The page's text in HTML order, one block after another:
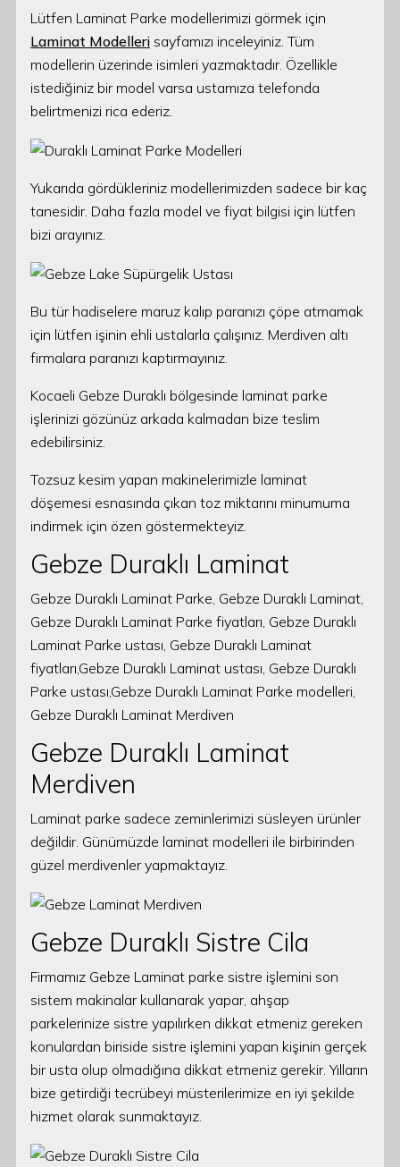
Lütfen Laminat Parke modellerimizi görmek için
Laminat Modelleri sayfamızı inceleyiniz. Tüm
modellerin üzerinde isimleri yazmaktadır. Özellikle
istediğiniz bir model varsa ustamıza telefonda
belirtmenizi rica ederiz.
Yukarıda gördükleriniz modellerimizden sadece bir kaç
tanesidir. Daha fazla model ve fiyat bilgisi için lütfen
bizi arayınız.
Bu tür hadiselere maruz kalıp paranızı çöpe atmamak
için lütfen işinin ehli ustalarla çalışınız. Merdiven altı
firmalara paranızı kaptırmayınız.
Kocaeli Gebze Duraklı bölgesinde laminat parke
işlerinizi gözünüz arkada kalmadan bize teslim
edebilirsiniz.
Tozsuz kesim yapan makinelerimizle laminat
döşemesi esnasında çıkan toz miktarını minumuma
indirmek için özen göstermekteyiz.
Gebze Duraklı Laminat
Gebze Duraklı Laminat Parke, Gebze Duraklı Laminat,
Gebze Duraklı Laminat Parke fiyatları, Gebze Duraklı
Laminat Parke ustası, Gebze Duraklı Laminat
fiyatları,Gebze Duraklı Laminat ustası, Gebze Duraklı
Parke ustası,Gebze Duraklı Laminat Parke modelleri,
Gebze Duraklı Laminat Merdiven
Gebze Duraklı Laminat
Merdiven
Laminat parke sadece zeminlerimizi süsleyen ürünler
değildir. Günümüzde laminat modelleri ile birbirinden
güzel merdivenler yapmaktayız.
Gebze Duraklı Sistre Cila
Firmamız Gebze Laminat parke sistre işlemini son
sistem makinalar kullanarak yapar, ahşap
parkelerinize sistre yapılırken dikkat etmeniz gereken
konulardan biriside sistre işlemini yapan kişinin gerçek
bir usta olup olmadığına dikkat etmeniz gerekir. Yılların
bize getirdiği tecrübeyi müsterilerimize en iyi şekilde
hizmet olarak sunmaktayız.